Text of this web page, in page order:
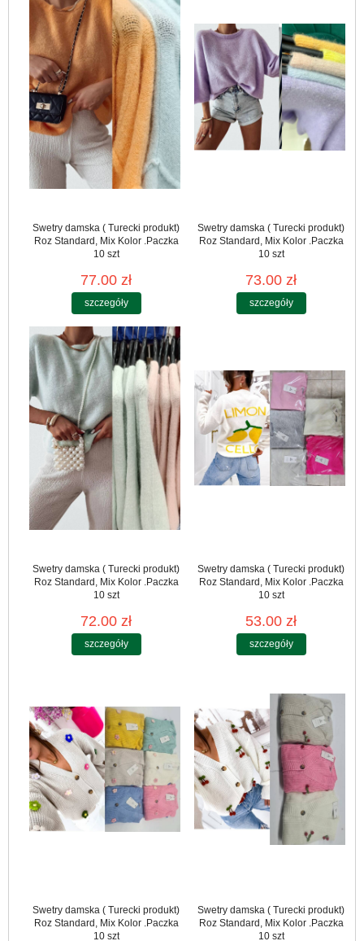
Swetry damska ( Turecki produkt)
Roz Standard, Mix Kolor .Paczka
10 szt
77.00 zł
szczegóły
Swetry damska ( Turecki produkt)
Roz Standard, Mix Kolor .Paczka
10 szt
73.00 zł
szczegóły
Swetry damska ( Turecki produkt)
Roz Standard, Mix Kolor .Paczka
10 szt
72.00 zł
szczegóły
Swetry damska ( Turecki produkt)
Roz Standard, Mix Kolor .Paczka
10 szt
53.00 zł
szczegóły
Swetry damska ( Turecki produkt)
Roz Standard, Mix Kolor .Paczka
10 szt
Swetry damska ( Turecki produkt)
Roz Standard, Mix Kolor .Paczka
10 szt